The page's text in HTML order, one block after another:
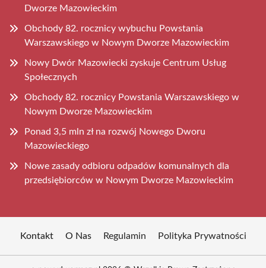
Dworze Mazowieckim
Obchody 82. rocznicy wybuchu Powstania
Warszawskiego w Nowym Dworze Mazowieckim
Nowy Dwór Mazowiecki zyskuje Centrum Usług
Społecznych
Obchody 82. rocznicy Powstania Warszawskiego w
Nowym Dworze Mazowieckim
Ponad 3,5 mln zł na rozwój Nowego Dworu
Mazowieckiego
Nowe zasady odbioru odpadów komunalnych dla
przedsiębiorców w Nowym Dworze Mazowieckim
Kontakt O Nas Regulamin Polityka Prywatności